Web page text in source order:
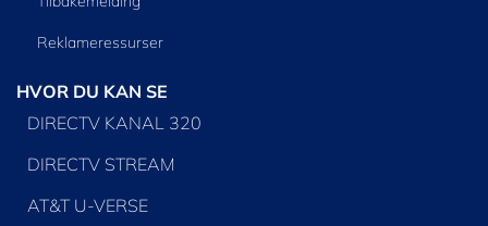
Reklameressurser
HVOR DU KAN SE
DIRECTV KANAL 320
DIRECTV STREAM
AT&T U-VERSE